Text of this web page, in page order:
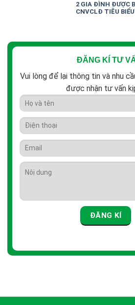
2 GIA ĐÌNH ĐƯỢC
CNVCLĐ TIÊU
ĐĂNG KÍ TƯ
Vui lòng để lại thông tin và nhu
được nhận tư vấn